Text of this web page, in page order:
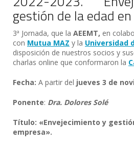
gestión de la edad
3ª Jornada, que la AEEMT, en
con Mutua MAZ y la Universidad
disposición de nuestros socios y
charlas online que conformaron la
Fecha: A partir del jueves 3 de
Ponente: Dra. Dolores Solé
Título: «Envejecimiento y
empresa».